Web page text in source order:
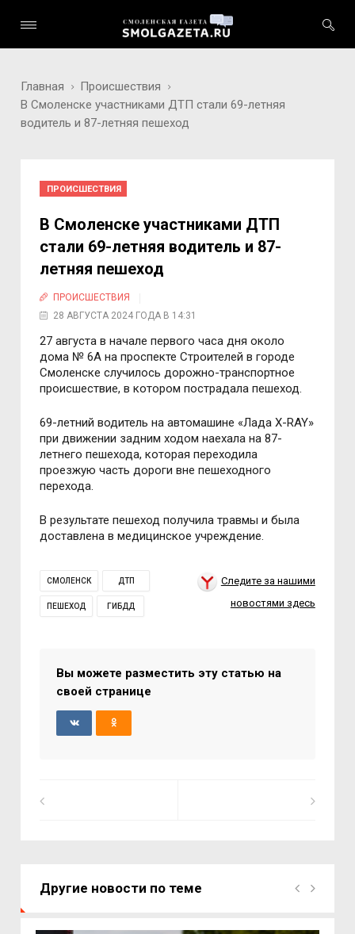
Главная
Происшествия
В Смоленске участниками ДТП стали 69-летняя
водитель и 87-летняя пешеход
ПРОИСШЕСТВИЯ
В Смоленске участниками ДТП
стали 69-летняя водитель и 87-
летняя пешеход
ПРОИСШЕСТВИЯ
28 АВГУСТА 2024 ГОДА В 14:31
27 августа в начале первого часа дня около
дома № 6А на проспекте Строителей в городе
Смоленске случилось дорожно-транспортное
происшествие, в котором пострадала пешеход.
69-летний водитель на автомашине «Лада Х-RAY»
при движении задним ходом наехала на 87-
летнего пешехода, которая переходила
проезжую часть дороги вне пешеходного
перехода.
В результате пешеход получила травмы и была
доставлена в медицинское учреждение.
СМОЛЕНСК ДТП
ПЕШЕХОД ГИБДД
Следите за нашими
новостями здесь
Вы можете разместить эту статью на
своей странице
Другие новости по теме